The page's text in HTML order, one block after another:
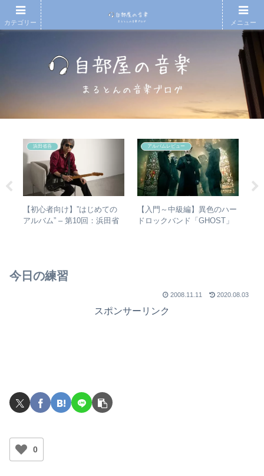
浜田省吾
【初心者向け】”はじめての
アルバム” – 第10回：浜田省
アルバムレビュー
【入門～中級編】異色のハー
ドロックバンド「GHOST」
今日の練習
2008.11.11 2020.08.03
スポンサーリンク
0
カテゴリー メニュー